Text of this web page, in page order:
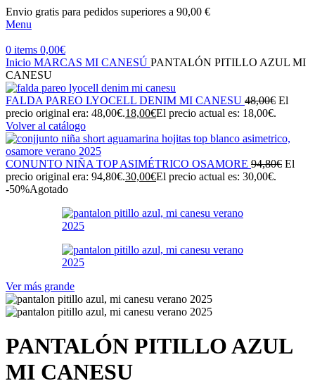
Envio gratis para pedidos superiores a 90,00 €
Menu
0 items 0,00€
Inicio MARCAS MI CANESÚ PANTALÓN PITILLO AZUL MI
CANESU
FALDA PAREO LYOCELL DENIM MI CANESU 48,00€ El
precio original era: 48,00€.18,00€El precio actual es: 18,00€.
Volver al catálogo
CONUNTO NIÑA TOP ASIMÉTRICO OSAMORE 94,80€ El
precio original era: 94,80€.30,00€El precio actual es: 30,00€.
-50%Agotado
Ver más grande
PANTALÓN PITILLO AZUL
MI CANESU